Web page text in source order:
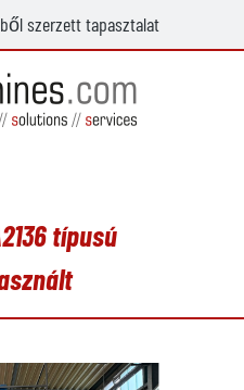
szerzett tapasztalat
típusú